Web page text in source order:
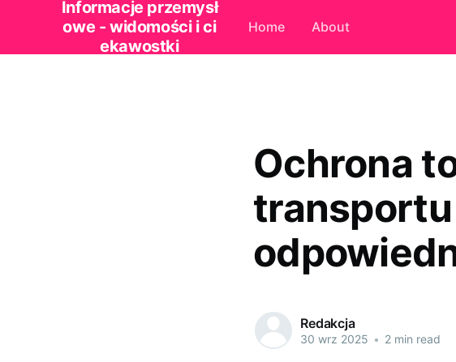
Informacje przemysł
owe - widomości i ci
ekawostki
Home About
Ochrona
Redakcja
30 wrz 2025 • 2 min read